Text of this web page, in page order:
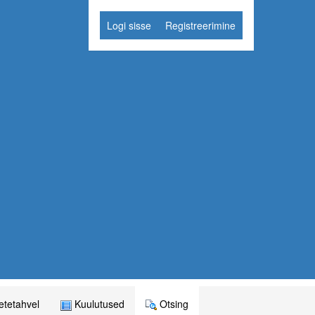
Logi sisse Registreerimine
Kuulutused Otsing